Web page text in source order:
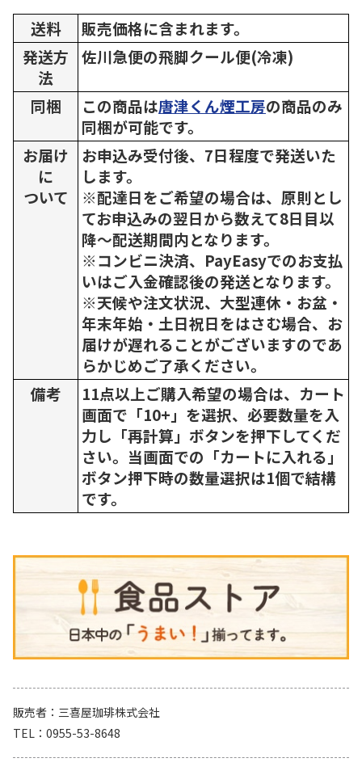
送料
販売価格に含まれます。
発送方
法
佐川急便の飛脚クール便(冷凍)
同梱 この商品は唐津くん煙工房の商品のみ
同梱が可能です。
お届け
に
ついて
お申込み受付後、7日程度で発送いた
します。
※配達日をご希望の場合は、原則とし
てお申込みの翌日から数えて8日目以
降～配送期間内となります。
※コンビニ決済、PayEasyでのお支払
いはご入金確認後の発送となります。
※天候や注文状況、大型連休・お盆・
年末年始・土日祝日をはさむ場合、お
届けが遅れることがございますのであ
らかじめご了承ください。
備考
11点以上ご購入希望の場合は、カート
画面で「10+」を選択、必要数量を入
力し「再計算」ボタンを押下してくだ
さい。当画面での「カートに入れる」
ボタン押下時の数量選択は1個で結構
です。
販売者
三喜屋珈琲株式会社
TEL
0955-53-8648